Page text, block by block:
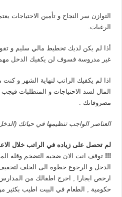
التوازن سر النجاح و تأمين الاحتياجات
الرغبات.
أذا لم يكن لديك تخطيط مالي سليم و
غير مدروسة فسوف لن يكفيك الدخل مهما
اذا لم يكفيك الراتب لنهاية الشهر و
المال لسد الاحتياجات و المتطلبات
مصروفاتك .
العناصر الواجب تنظيمها في حياتك
لم تحصل على زياده في الراتب خلال
!!! توقف انت الان ضحيه التضخم وقله
الدخل و الرجوع خطوه الى الخلف
ارخص ايجارا , اخرج اطفالك من
حكومية , الطعام في البيت اطيب بكثير